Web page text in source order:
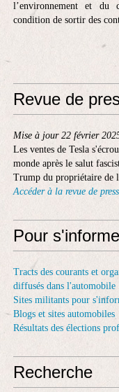
l’environnement et
condition de sortir des
Revue de
Mise à jour 22 février
Les ventes de Tesla
monde après le salut
Trump du propriétaire
Accéder à la revue de
Pour
Tracts des courants et
diffusés dans l'automobile
Sites militants pour
Blogs et sites automobiles
Résultats des élections
Recherche